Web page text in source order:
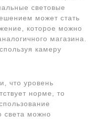
световые
может стать
которое можно
магазина.
камеру
что уровень
норме, то
света можно